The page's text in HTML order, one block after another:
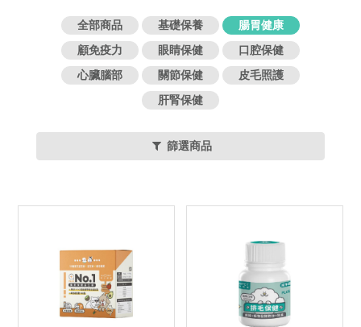
全部商品 基礎保養
腸胃健康
顧免疫力
眼睛保健
口腔保健
心臟腦部
關節保健
皮毛照護
肝腎保健
篩選商品